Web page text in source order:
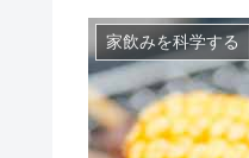
家飲みを科学する